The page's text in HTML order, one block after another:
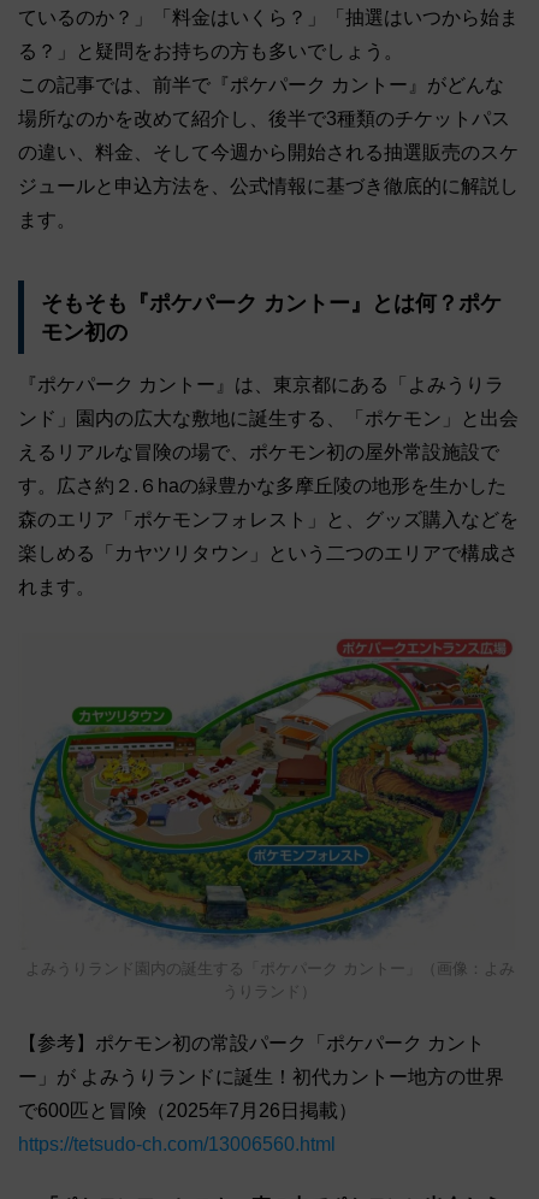
ているのか？」「料金はいくら？」「抽選はいつから始ま
る？」と疑問をお持ちの方も多いでしょう。
この記事では、前半で『ポケパーク カントー』がどんな
場所なのかを改めて紹介し、後半で3種類のチケットパス
の違い、料金、そして今週から開始される抽選販売のスケ
ジュールと申込方法を、公式情報に基づき徹底的に解説し
ます。
そもそも『ポケパーク カントー』とは何？ポケ
モン初の
『ポケパーク カントー』は、東京都にある「よみうりラ
ンド」園内の広大な敷地に誕生する、「ポケモン」と出会
えるリアルな冒険の場で、ポケモン初の屋外常設施設で
す。広さ約２.６haの緑豊かな多摩丘陵の地形を生かした
森のエリア「ポケモンフォレスト」と、グッズ購入などを
楽しめる「カヤツリタウン」という二つのエリアで構成さ
れます。
よみうりランド園内の誕生する「ポケパーク カントー」（画像：よみ
うりランド）
【参考】ポケモン初の常設パーク「ポケパーク カント
ー」が よみうりランドに誕生！初代カントー地方の世界
で600匹と冒険（2025年7月26日掲載）
https://tetsudo-ch.com/13006560.html